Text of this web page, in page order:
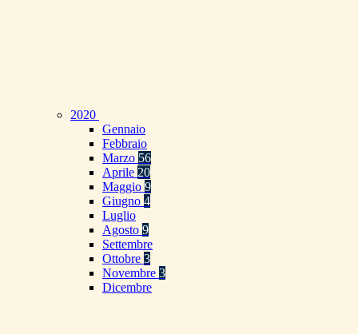
2020
Gennaio
Febbraio
Marzo 56
Aprile 20
Maggio 9
Giugno 4
Luglio
Agosto 9
Settembre
Ottobre 3
Novembre 3
Dicembre